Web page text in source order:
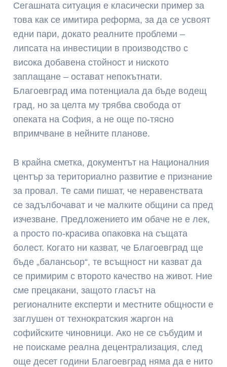
Сегашната ситуация е класически пример за
това как се имитира реформа, за да се усвоят
едни пари, докато реалните проблеми –
липсата на инвестиции в производство с
висока добавена стойност и ниското
заплащане – остават непокътнати.
Благоевград има потенциала да бъде водещ
град, но за целта му трябва свобода от
опеката на София, а не още по-тясно
впримчване в нейните планове.
В крайна сметка, документът на Националния
център за териториално развитие е признание
за провал. Те сами пишат, че неравенствата
се задълбочават и че малките общини са пред
изчезване. Предложението им обаче не е лек,
а просто по-красива опаковка на същата
болест. Когато ни казват, че Благоевград ще
бъде „балансьор“, те всъщност ни казват да
се примирим с второто качество на живот. Ние
сме прецакани, защото гласът на
регионалните експерти и местните общности е
заглушен от технократския жаргон на
софийските чиновници. Ако не се събудим и
не поискаме реална децентрализация, след
още десет години Благоевград няма да е нито